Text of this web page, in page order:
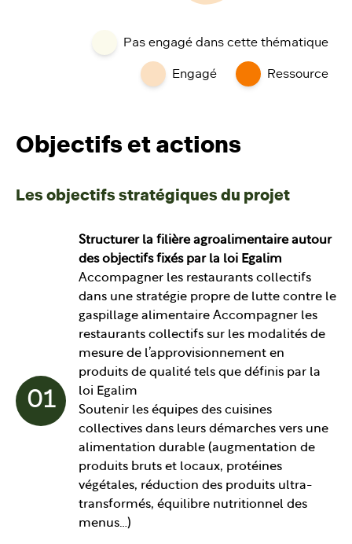
Pas engagé dans cette thématique
Engagé Ressource
Objectifs et actions
Les objectifs stratégiques du projet
01
Structurer la filière agroalimentaire autour
des objectifs fixés par la loi Egalim
Accompagner les restaurants collectifs
dans une stratégie propre de lutte contre le
gaspillage alimentaire Accompagner les
restaurants collectifs sur les modalités de
mesure de l’approvisionnement en
produits de qualité tels que définis par la
loi Egalim
Soutenir les équipes des cuisines
collectives dans leurs démarches vers une
alimentation durable (augmentation de
produits bruts et locaux, protéines
végétales, réduction des produits ultra-
transformés, équilibre nutritionnel des
menus…)